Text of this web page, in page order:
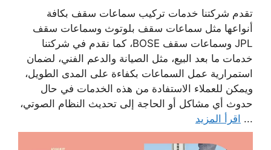
تقدم شركتنا خدمات تركيب سماعات سقف بكافة
أنواعها مثل سماعات سقف بلوتوث وسماعات سقف
JPL وسماعات سقف BOSE، كما نقدم في شركتنا
خدمات ما بعد البيع، مثل الصيانة والدعم الفني، لضمان
استمرارية عمل السماعات بكفاءة على المدى الطويل،
ويمكن للعملاء الاستفادة من هذه الخدمات في حال
حدوث أي مشاكل أو الحاجة إلى تحديث النظام الصوتي،
... اقرأ المزيد